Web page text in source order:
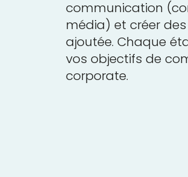
communication
média) et créer
ajoutée. Chaque
vos objectifs de
corporate.